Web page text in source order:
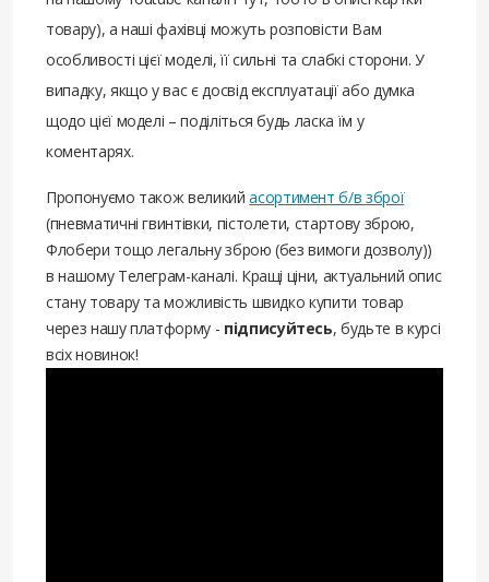
товару), а наші фахівці можуть розповісти Вам
особливості цієї моделі, її сильні та слабкі сторони. У
випадку, якщо у вас є досвід експлуатації або думка
щодо цієї моделі – поділіться будь ласка їм у
коментарях.
Пропонуємо також великийасортимент б/в зброї
(пневматичні гвинтівки, пістолети, стартову зброю,
Флобери тощо легальну зброю (без вимоги дозволу))
в нашому Телеграм-каналі. Кращі ціни, актуальний опис
стану товару та можливість швидко купити товар
через нашу платформу - підписуйтесь, будьте в курсі
всіх новинок!